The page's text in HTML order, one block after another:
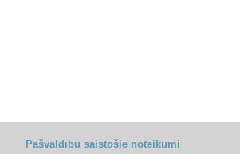
Pašvaldību saistošie noteikumi